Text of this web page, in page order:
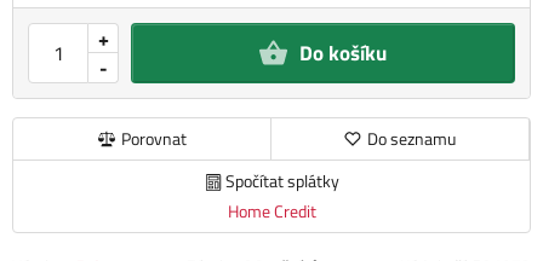
-
+ Do košíku
Porovnat
Do seznamu
Spočítat splátky
Home Credit